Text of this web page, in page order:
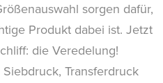
sorgen dafür,
Produkt dabei ist. Jetzt
die Veredelung!
Transferdruck